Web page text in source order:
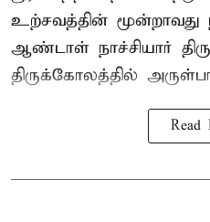
உற்சவத்தின்
ஆண்டாள் நாச்சியார்
திருக்கோலத்தில்
Read